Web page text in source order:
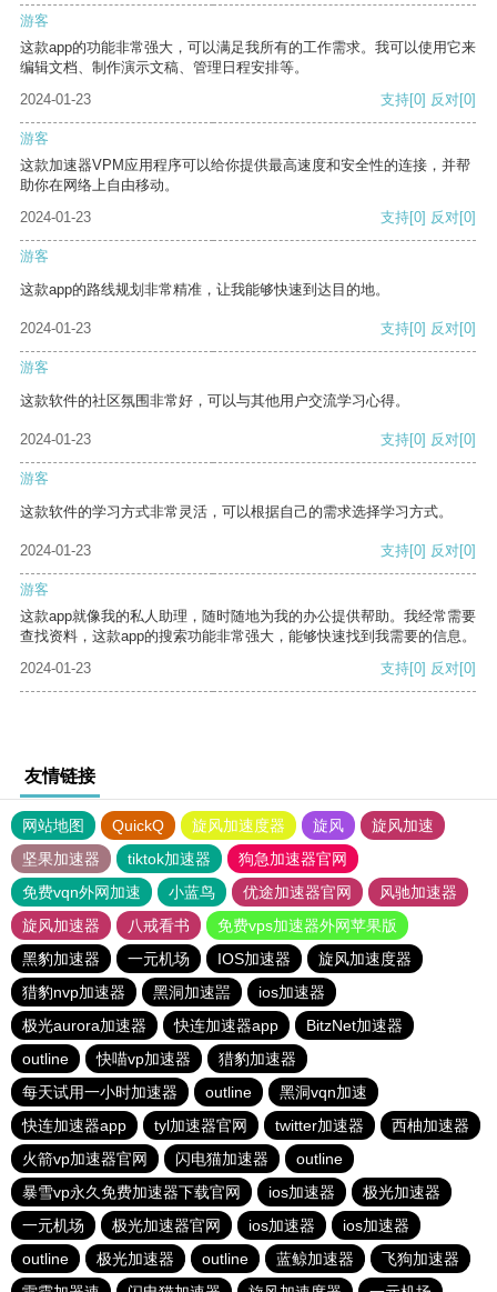
游客
这款app的功能非常强大，可以满足我所有的工作需求。我可以使用它来
编辑文档、制作演示文稿、管理日程安排等。
2024-01-23
支持[0] 反对[0]
游客
这款加速器VPM应用程序可以给你提供最高速度和安全性的连接，并帮
助你在网络上自由移动。
2024-01-23
支持[0] 反对[0]
游客
这款app的路线规划非常精准，让我能够快速到达目的地。
2024-01-23 支持[0] 反对[0]
游客
这款软件的社区氛围非常好，可以与其他用户交流学习心得。
2024-01-23 支持[0] 反对[0]
游客
这款软件的学习方式非常灵活，可以根据自己的需求选择学习方式。
2024-01-23 支持[0] 反对[0]
游客
这款app就像我的私人助理，随时随地为我的办公提供帮助。我经常需要
查找资料，这款app的搜索功能非常强大，能够快速找到我需要的信息。
2024-01-23
支持[0] 反对[0]
友情链接
网站地图 QuickQ 旋风加速度器 旋风
旋风加速
坚果加速器
tiktok加速器
狗急加速器官网
免费vqn外网加速
小蓝鸟 优途加速器官网
风驰加速器
旋风加速器
八戒看书
免费vps加速器外网苹果版
黑豹加速器
一元机场 IOS加速器
旋风加速度器
猎豹nvp加速器
黑洞加速噐
ios加速器
极光aurora加速器
快连加速器app
BitzNet加速器
outline
快喵vp加速器
猎豹加速器
每天试用一小时加速器
outline
黑洞vqn加速
快连加速器app
tyl加速器官网 twitter加速器
西柚加速器
火箭vp加速器官网
闪电猫加速器
outline
暴雪vp永久免费加速器下载官网
ios加速器
极光加速器
一元机场
极光加速器官网 ios加速器
ios加速器
outline
极光加速器 outline 蓝鲸加速器
飞狗加速器